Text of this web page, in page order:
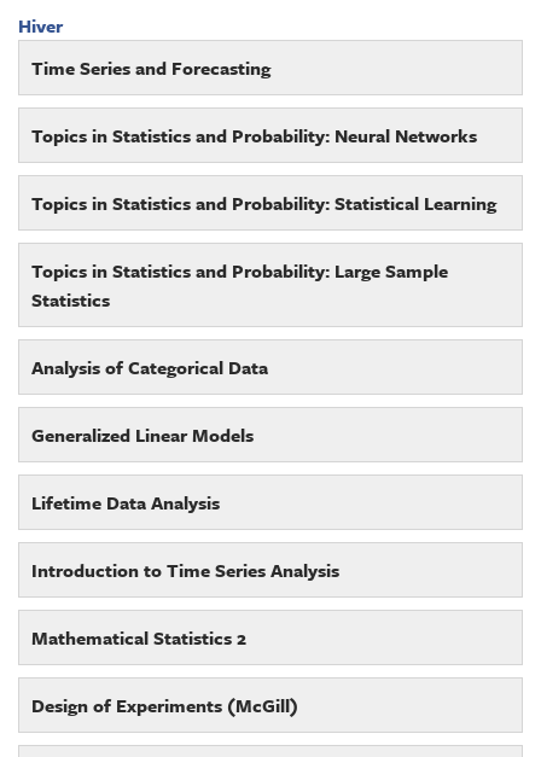
Hiver
Time Series and Forecasting
Topics in Statistics and Probability: Neural Networks
Topics in Statistics and Probability: Statistical Learning
Topics in Statistics and Probability: Large Sample
Statistics
Analysis of Categorical Data
Generalized Linear Models
Lifetime Data Analysis
Introduction to Time Series Analysis
Mathematical Statistics 2
Design of Experiments (McGill)